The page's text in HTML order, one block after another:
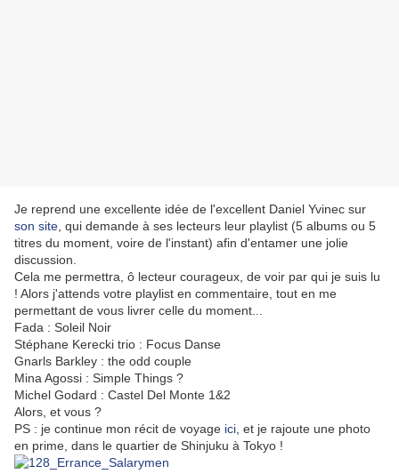
Je reprend une excellente idée de l'excellent Daniel Yvinec sur
son site , qui demande à ses lecteurs leur playlist (5 albums ou 5
titres du moment, voire de l'instant) afin d'entamer une jolie
discussion.
Cela me permettra, ô lecteur courageux, de voir par qui je suis lu
! Alors j'attends votre playlist en commentaire, tout en me
permettant de vous livrer celle du moment...
Fada : Soleil Noir
Stéphane Kerecki trio : Focus Danse
Gnarls Barkley : the odd couple
Mina Agossi : Simple Things ?
Michel Godard : Castel Del Monte 1&2
Alors, et vous ?
PS : je continue mon récit de voyage ici , et je rajoute une photo
en prime, dans le quartier de Shinjuku à Tokyo !